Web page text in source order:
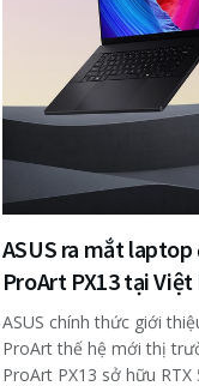
ASUS ra mắt
ProArt PX13 tại
ASUS chính thức giới
ProArt thế hệ mới thị
ProArt PX13 sở hữu